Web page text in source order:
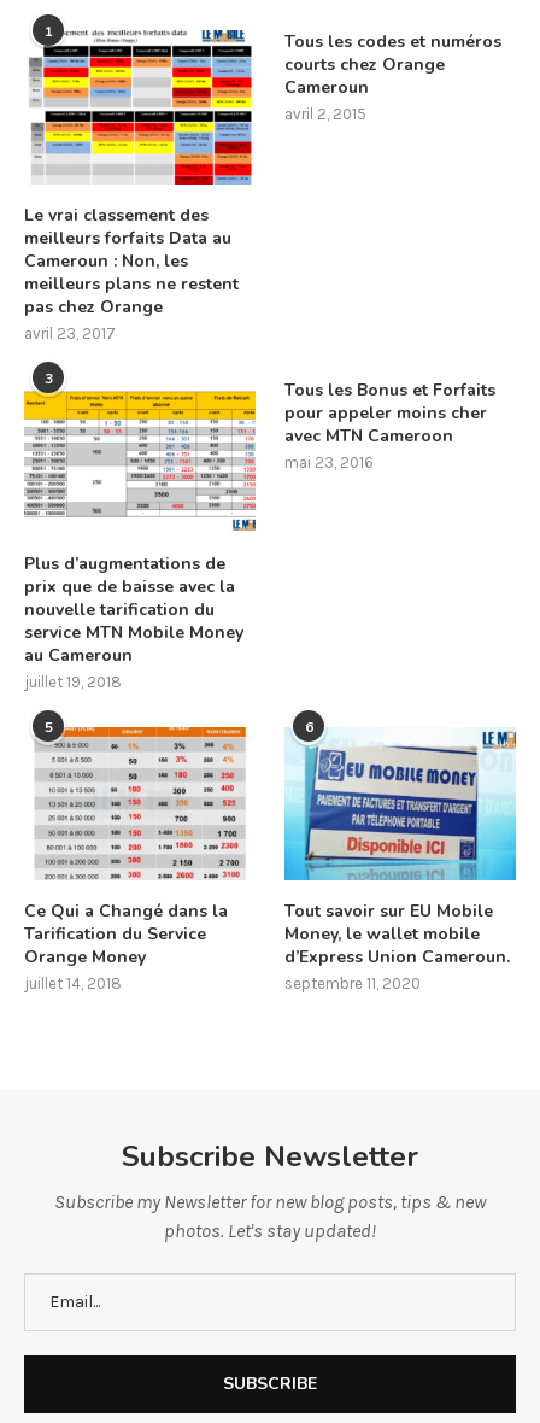
1
Le vrai classement des
meilleurs forfaits Data au
Cameroun : Non, les
meilleurs plans ne restent
pas chez Orange
avril 23, 2017
Tous les codes et numéros
courts chez Orange
Cameroun
avril 2, 2015
3
Plus d’augmentations de
prix que de baisse avec la
nouvelle tarification du
service MTN Mobile Money
au Cameroun
juillet 19, 2018
Tous les Bonus et Forfaits
pour appeler moins cher
avec MTN Cameroon
mai 23, 2016
5
Ce Qui a Changé dans la
Tarification du Service
Orange Money
juillet 14, 2018
6
Tout savoir sur EU Mobile
Money, le wallet mobile
d’Express Union Cameroun.
septembre 11, 2020
Subscribe Newsletter
Subscribe my Newsletter for new blog posts, tips & new
photos. Let's stay updated!